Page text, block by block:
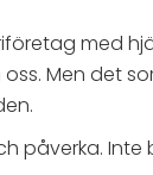
med
Men det
påverka.